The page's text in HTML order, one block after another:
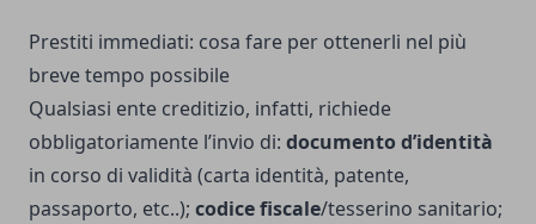
Prestiti immediati: cosa fare per ottenerli nel più
breve tempo possibile
Qualsiasi ente creditizio, infatti, richiede
obbligatoriamente l’invio di: documento d’identità
in corso di validità (carta identità, patente,
passaporto, etc..); codice fiscale/tesserino sanitario;